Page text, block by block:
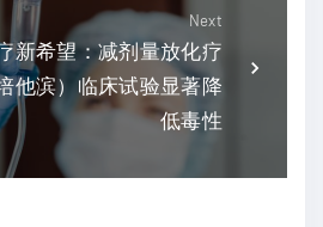
Next
新希望：减剂量放化疗
他滨）临床试验显著降
低毒性